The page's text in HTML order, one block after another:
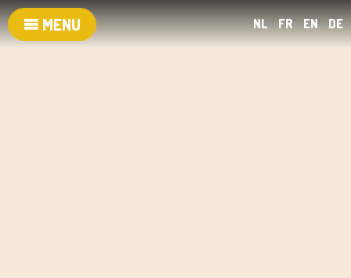
MENU NL FR EN DE